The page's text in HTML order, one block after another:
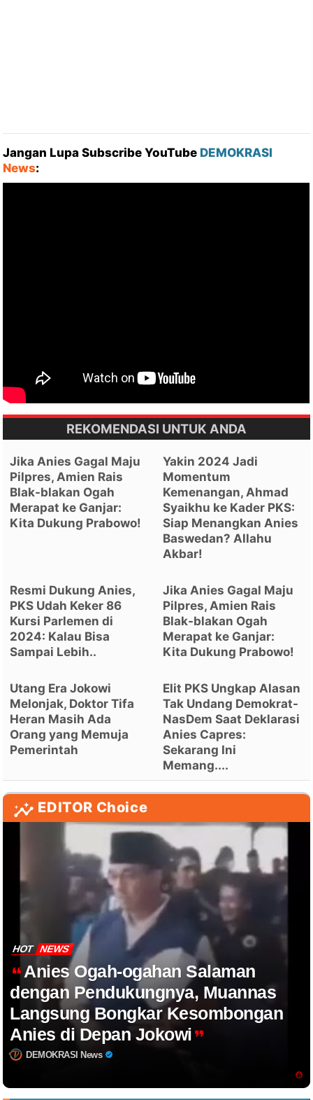
Jangan Lupa Subscribe YouTube DEMOKRASI
News:
REKOMENDASI UNTUK ANDA
Jika Anies Gagal Maju
Pilpres, Amien Rais
Blak-blakan Ogah
Merapat ke Ganjar:
Kita Dukung Prabowo!
Yakin 2024 Jadi
Momentum
Kemenangan, Ahmad
Syaikhu ke Kader PKS:
Siap Menangkan Anies
Baswedan? Allahu
Akbar!
Resmi Dukung Anies,
PKS Udah Keker 86
Kursi Parlemen di
2024: Kalau Bisa
Sampai Lebih..
Jika Anies Gagal Maju
Pilpres, Amien Rais
Blak-blakan Ogah
Merapat ke Ganjar:
Kita Dukung Prabowo!
Utang Era Jokowi
Melonjak, Doktor Tifa
Heran Masih Ada
Orang yang Memuja
Pemerintah
Elit PKS Ungkap Alasan
Tak Undang Demokrat-
NasDem Saat Deklarasi
Anies Capres:
Sekarang Ini
Memang....
EDITOR Choice
HOT NEWS
Anies Ogah-ogahan Salaman
dengan Pendukungnya, Muannas
Langsung Bongkar Kesombongan
Anies di Depan Jokowi
DEMOKRASI News